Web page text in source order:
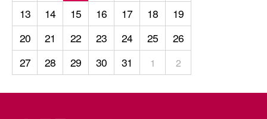
Media
Παρασκήνιο
Μπαρτσελόνα
Ρεάλ
Ατλέτικο
13
14 15 16 17 18
19
20
21 22 23 24 25
26
27
28 29 30 31 1 2